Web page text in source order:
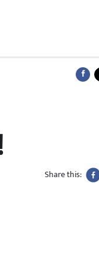
Share this: